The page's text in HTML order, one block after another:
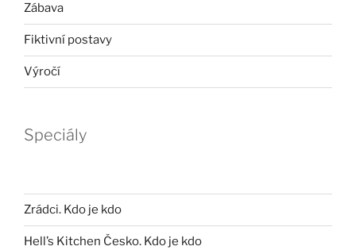
Zábava
Fiktivní postavy
Výročí
Speciály
Zrádci. Kdo je kdo
Hell’s Kitchen Česko. Kdo je kdo